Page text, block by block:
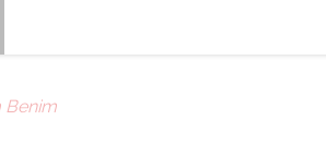
Benim